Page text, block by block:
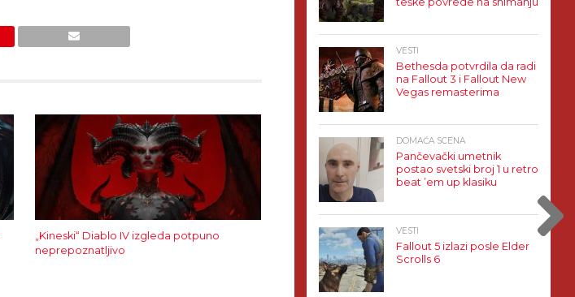
„Kineski“ Diablo IV izgleda potpuno
neprepoznatljivo
VESTI
Bethesda potvrdila da radi
na Fallout 3 i Fallout New
Vegas remasterima
DOMAĆA SCENA
Pančevački umetnik
postao svetski broj 1 u retro
beat ’em up klasiku
VESTI
Fallout 5 izlazi posle Elder
Scrolls 6